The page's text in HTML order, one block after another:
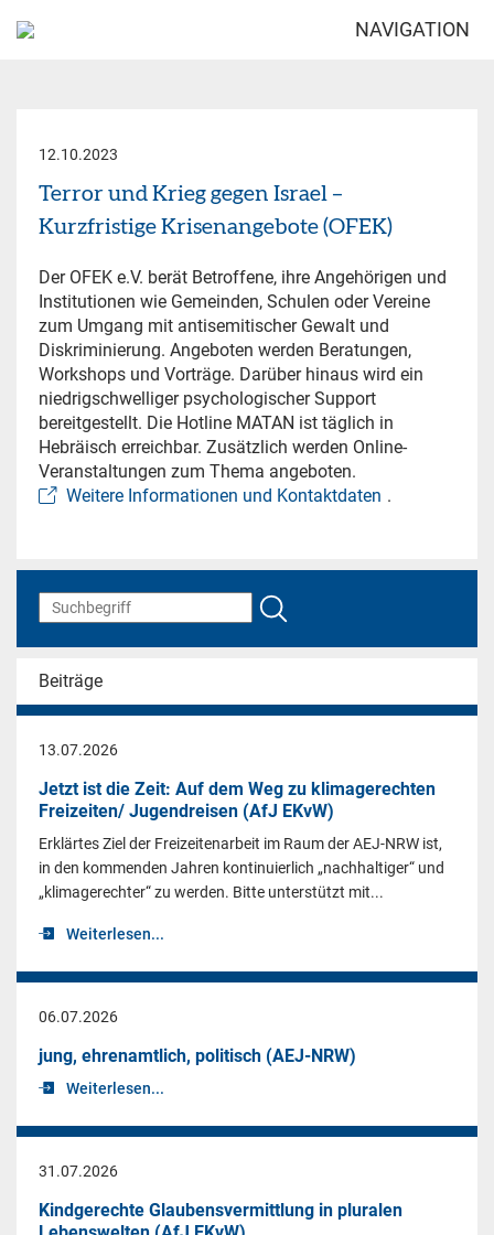
NAVIGATION
12.10.2023
Terror und Krieg gegen Israel –
Kurzfristige Krisenangebote (OFEK)
Der OFEK e.V. berät Betroffene, ihre Angehörigen und
Institutionen wie Gemeinden, Schulen oder Vereine
zum Umgang mit antisemitischer Gewalt und
Diskriminierung. Angeboten werden Beratungen,
Workshops und Vorträge. Darüber hinaus wird ein
niedrigschwelliger psychologischer Support
bereitgestellt. Die Hotline MATAN ist täglich in
Hebräisch erreichbar. Zusätzlich werden Online-
Veranstaltungen zum Thema angeboten.
Weitere Informationen und Kontaktdaten .
Beiträge
13.07.2026
Jetzt ist die Zeit: Auf dem Weg zu klimagerechten
Freizeiten/ Jugendreisen (AfJ EKvW)
Erklärtes Ziel der Freizeitenarbeit im Raum der AEJ-NRW ist,
in den kommenden Jahren kontinuierlich „nachhaltiger“ und
„klimagerechter“ zu werden. Bitte unterstützt mit...
Weiterlesen...
06.07.2026
jung, ehrenamtlich, politisch (AEJ-NRW)
Weiterlesen...
31.07.2026
Kindgerechte Glaubensvermittlung in pluralen